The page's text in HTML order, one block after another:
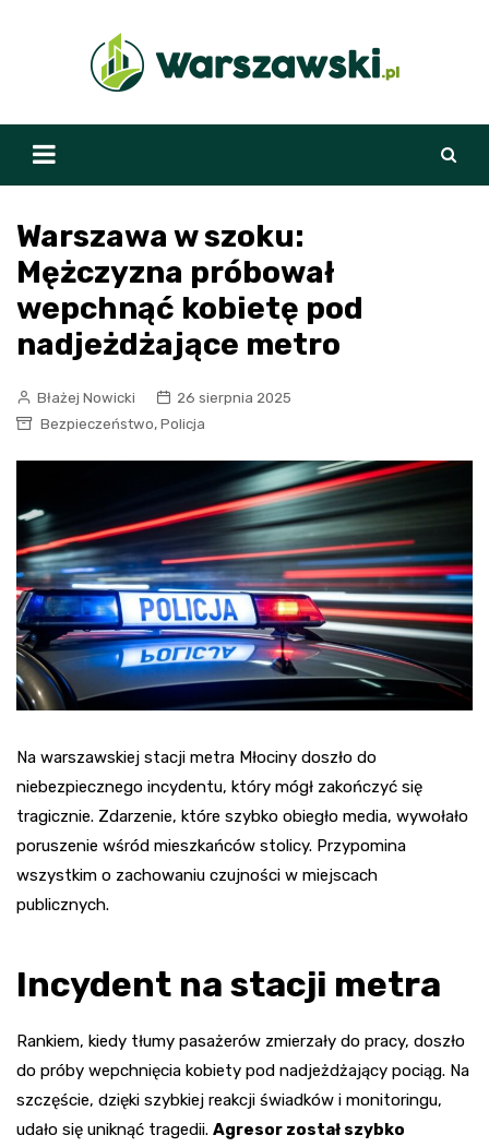
Warszawa w szoku:
Mężczyzna próbował
wepchnąć kobietę pod
nadjeżdżające metro
Błażej Nowicki
26 sierpnia 2025
Bezpieczeństwo, Policja
Na warszawskiej stacji metra Młociny doszło do
niebezpiecznego incydentu, który mógł zakończyć się
tragicznie. Zdarzenie, które szybko obiegło media, wywołało
poruszenie wśród mieszkańców stolicy. Przypomina
wszystkim o zachowaniu czujności w miejscach
publicznych.
Incydent na stacji metra
Rankiem, kiedy tłumy pasażerów zmierzały do pracy, doszło
do próby wepchnięcia kobiety pod nadjeżdżający pociąg. Na
szczęście, dzięki szybkiej reakcji świadków i monitoringu,
udało się uniknąć tragedii. Agresor został szybko